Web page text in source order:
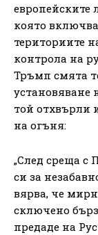
европейските
която
териториите
контрола на
Тръмп смята
установяване
той отхвърли
на огъня:
„След среща с
си за
вярва, че
сключено
предаде на